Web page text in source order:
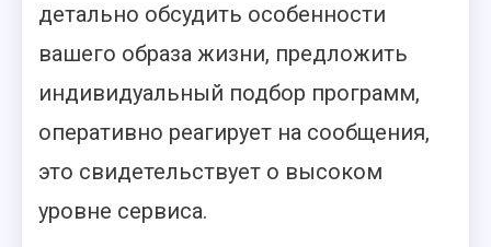
детально обсудить особенности
вашего образа жизни, предложить
индивидуальный подбор программ,
оперативно реагирует на сообщения,
это свидетельствует о высоком
уровне сервиса.